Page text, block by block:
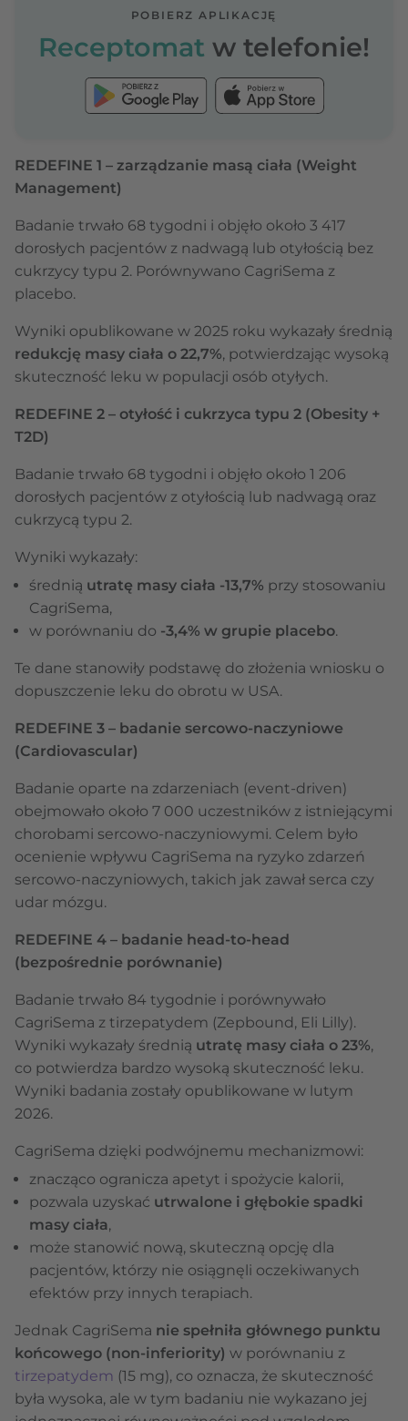
POBIERZ APLIKACJĘ
Receptomat w telefonie!
REDEFINE 1 – zarządzanie masą ciała (Weight
Management)
Badanie trwało 68 tygodni i objęło około 3 417
dorosłych pacjentów z nadwagą lub otyłością bez
cukrzycy typu 2. Porównywano CagriSema z
placebo.
Wyniki opublikowane w 2025 roku wykazały średnią
redukcję masy ciała o 22,7%, potwierdzając wysoką
skuteczność leku w populacji osób otyłych.
REDEFINE 2 – otyłość i cukrzyca typu 2 (Obesity +
T2D)
Badanie trwało 68 tygodni i objęło około 1 206
dorosłych pacjentów z otyłością lub nadwagą oraz
cukrzycą typu 2.
Wyniki wykazały:
średnią utratę masy ciała -13,7% przy stosowaniu
CagriSema,
w porównaniu do -3,4% w grupie placebo.
Te dane stanowiły podstawę do złożenia wniosku o
dopuszczenie leku do obrotu w USA.
REDEFINE 3 – badanie sercowo-naczyniowe
(Cardiovascular)
Badanie oparte na zdarzeniach (event-driven)
obejmowało około 7 000 uczestników z istniejącymi
chorobami sercowo-naczyniowymi. Celem było
ocenienie wpływu CagriSema na ryzyko zdarzeń
sercowo-naczyniowych, takich jak zawał serca czy
udar mózgu.
REDEFINE 4 – badanie head-to-head
(bezpośrednie porównanie)
Badanie trwało 84 tygodnie i porównywało
CagriSema z tirzepatydem (Zepbound, Eli Lilly).
Wyniki wykazały średnią utratę masy ciała o 23%,
co potwierdza bardzo wysoką skuteczność leku.
Wyniki badania zostały opublikowane w lutym
2026.
CagriSema dzięki podwójnemu mechanizmowi:
znacząco ogranicza apetyt i spożycie kalorii,
pozwala uzyskać utrwalone i głębokie spadki
masy ciała,
może stanowić nową, skuteczną opcję dla
pacjentów, którzy nie osiągnęli oczekiwanych
efektów przy innych terapiach.
Jednak CagriSema nie spełniła głównego punktu
końcowego (non-inferiority) w porównaniu z
tirzepatydem (15 mg), co oznacza, że skuteczność
była wysoka, ale w tym badaniu nie wykazano jej